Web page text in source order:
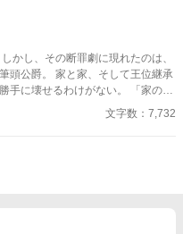
する。 ユリアナは全力を尽くした
はその責任を押
奪される。リッドからの婚約破棄
一年。ユリアナ
、新たな職に就いていた。
頭公爵。 家と家、そして王位継承
手に壊せるわけがない。 「家の話
うか」 その一言で、恋に酔った王
約破棄を現実
文字数：7,732